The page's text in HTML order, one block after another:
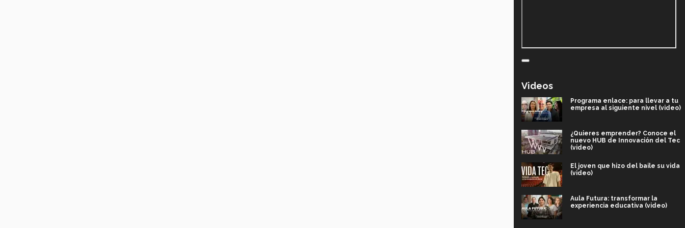
Videos
Programa enlace: para llevar a tu
empresa al siguiente nivel (video)
¿Quieres emprender? Conoce el
nuevo HUB de Innovación del Tec
(video)
El joven que hizo del baile su vida
(video)
Aula Futura: transformar la
experiencia educativa (video)